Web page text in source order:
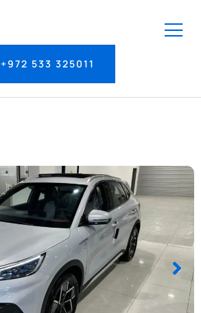
+972 533 325011